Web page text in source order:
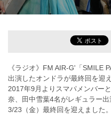
《ラジオ》FM AIR-G'「SMILE
出演したオンドラが最終回を迎
2017年9月よりスマパメンバー
奈、田中雪葉4名がレギュラー
3/23（金）最終回を迎えました。